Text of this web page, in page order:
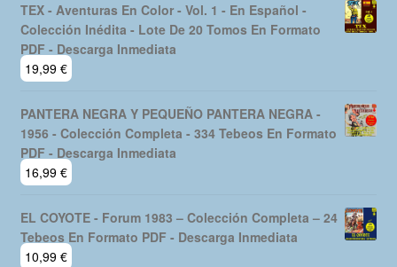
TEX - Aventuras En Color - Vol. 1 - En Español -
Colección Inédita - Lote De 20 Tomos En Formato
PDF - Descarga Inmediata
19,99 €
PANTERA NEGRA Y PEQUEÑO PANTERA NEGRA -
1956 - Colección Completa - 334 Tebeos En Formato
PDF - Descarga Inmediata
16,99 €
EL COYOTE - Forum 1983 – Colección Completa – 24
Tebeos En Formato PDF - Descarga Inmediata
10,99 €